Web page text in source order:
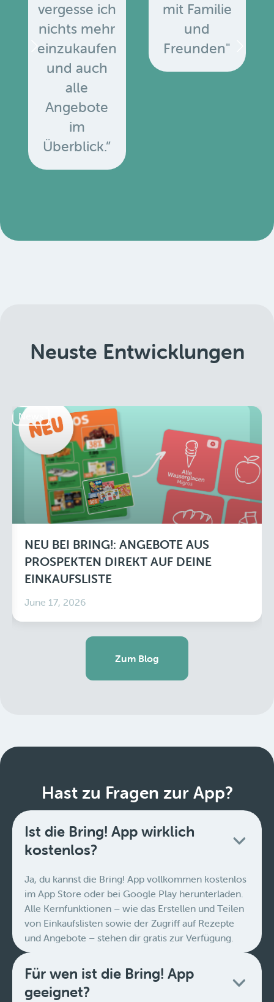
vergesse ich
nichts mehr
einzukaufen
und auch
alle
Angebote
im
Überblick.”
mit Familie
und
Freunden"
Neuste Entwicklungen
News
NEU BEI BRING!: ANGEBOTE AUS
PROSPEKTEN DIREKT AUF DEINE
EINKAUFSLISTE
June 17, 2026
Zum Blog
Hast zu Fragen zur App?
Ist die Bring! App wirklich
kostenlos?
Ja, du kannst die Bring! App vollkommen kostenlos
im App Store oder bei Google Play herunterladen.
Alle Kernfunktionen – wie das Erstellen und Teilen
von Einkaufslisten sowie der Zugriff auf Rezepte
und Angebote – stehen dir gratis zur Verfügung.
Für wen ist die Bring! App
geeignet?